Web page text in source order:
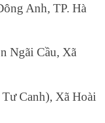
Anh, TP. Hà
Ngãi Cầu, Xã
Canh), Xã Hoài